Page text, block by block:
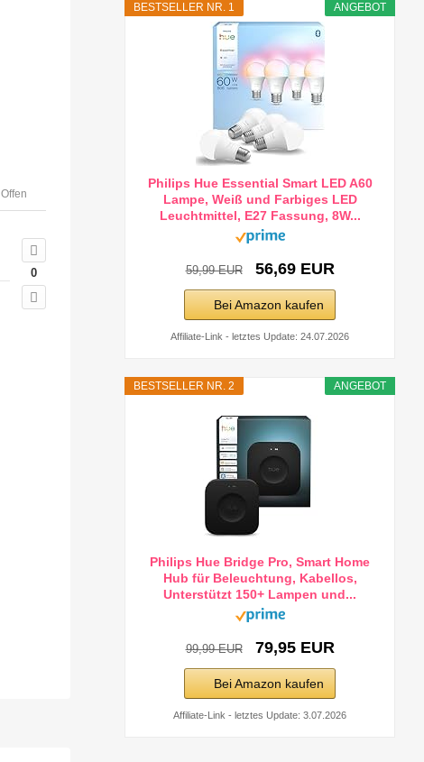
Offen
0
ANGEBOT
BESTSELLER NR. 1
Philips Hue Essential Smart LED A60
Lampe, Weiß und Farbiges LED
Leuchtmittel, E27 Fassung, 8W...
59,99 EUR 56,69 EUR
Bei Amazon kaufen
Affiliate-Link - letztes Update: 24.07.2026
ANGEBOT
BESTSELLER NR. 2
Philips Hue Bridge Pro, Smart Home
Hub für Beleuchtung, Kabellos,
Unterstützt 150+ Lampen und...
99,99 EUR 79,95 EUR
Bei Amazon kaufen
Affiliate-Link - letztes Update: 3.07.2026